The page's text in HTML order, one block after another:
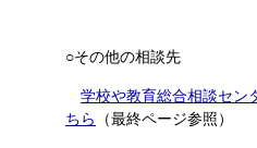
○その他の相談先
学校や教育総合相談セン
ちら
（最終ページ参照）